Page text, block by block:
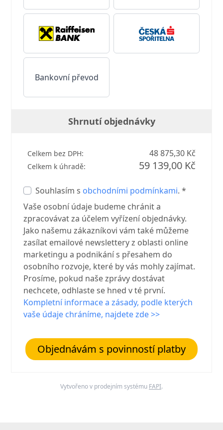
Bankovní převod
Shrnutí objednávky
Celkem bez DPH: 48 875,30 Kč
Celkem k úhradě: 59 139,00 Kč
Souhlasím s obchodními podmínkami. *
Vaše osobní údaje budeme chránit a
zpracovávat za účelem vyřízení objednávky.
Jako našemu zákazníkovi vám také můžeme
zasílat emailové newslettery z oblasti online
marketingu a podnikání s přesahem do
osobního rozvoje, které by vás mohly zajímat.
Prosíme, pokud naše zprávy dostávat
nechcete, odhlaste se hned v té první.
Kompletní informace a zásady, podle kterých
vaše údaje chráníme, najdete zde >>
Objednávám s povinností platby
Vytvořeno v prodejním systému FAPI.